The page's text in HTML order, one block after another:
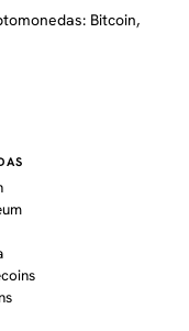
Bitcoin,